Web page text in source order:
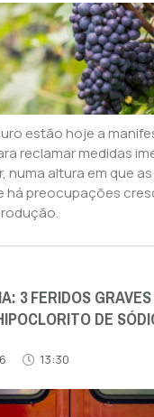
estão hoje a
reclamar medidas
numa altura em que
há preocupações
3 FERIDOS
DE
13:30